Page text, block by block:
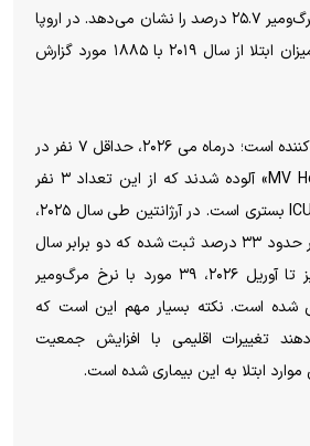
فوتی ثبت شد که نرخ مرگ‌ومیر ۲۵.۷ درصد را نشان می‌دهد. در اروپا
نیز سال ۲۰۲۳ کمترین میزان ابتلا از سال ۲۰۱۹ با ۱۸۸۵ مورد گزارش
شیوع‌های اخیر نیز نگران‌کننده است؛ درماه می ۲۰۲۶، حداقل ۷ نفر در
«کشتی تفریحی MV Hondius» آلوده شدند که از این تعداد ۳ نفر
فوت کرده و یک نفر در ICU بستری است. در آرژانتین طی سال ۲۰۲۵،
۱۰۱ مورد با نرخ مرگ‌ومیر حدود ۳۳ درصد ثبت شده که دو برابر سال
قبل بوده و در شیلی نیز تا آوریل ۲۰۲۶، ۳۹ مورد با نرخ مرگ‌ومیر
گزارش شده است. نکته بسیار مهم این است که
تغییرات اقلیمی با افزایش جمعیت
ابتلا به این بیماری شده است.